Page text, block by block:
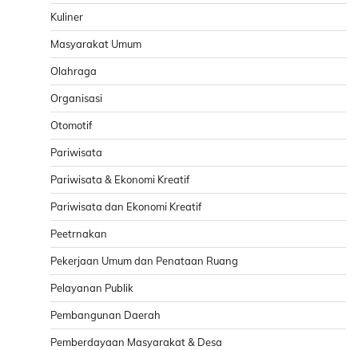
Kuliner
Masyarakat Umum
Olahraga
Organisasi
Otomotif
Pariwisata
Pariwisata & Ekonomi Kreatif
Pariwisata dan Ekonomi Kreatif
Peetrnakan
Pekerjaan Umum dan Penataan Ruang
Pelayanan Publik
Pembangunan Daerah
Pemberdayaan Masyarakat & Desa